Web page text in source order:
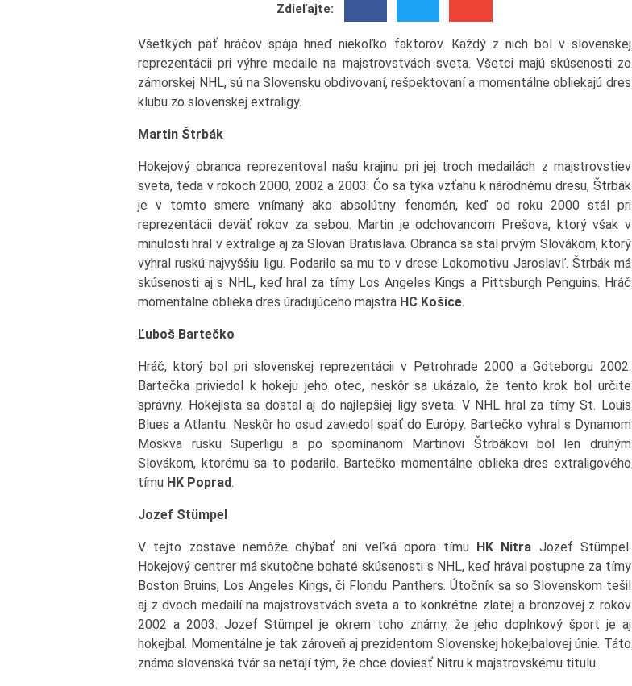
Zdieľajte:
Všetkých päť hráčov spája hneď niekoľko faktorov. Každý z nich bol v slovenskej
reprezentácii pri výhre medaile na majstrovstvách sveta. Všetci majú skúsenosti zo
zámorskej NHL, sú na Slovensku obdivovaní, rešpektovaní a momentálne obliekajú dres
klubu zo slovenskej extraligy.
Martin Štrbák
Hokejový obranca reprezentoval našu krajinu pri jej troch medailách z majstrovstiev
sveta, teda v rokoch 2000, 2002 a 2003. Čo sa týka vzťahu k národnému dresu, Štrbák
je v tomto smere vnímaný ako absolútny fenomén, keď od roku 2000 stál pri
reprezentácii deväť rokov za sebou. Martin je odchovancom Prešova, ktorý však v
minulosti hral v extralige aj za Slovan Bratislava. Obranca sa stal prvým Slovákom, ktorý
vyhral ruskú najvyššiu ligu. Podarilo sa mu to v drese Lokomotivu Jaroslavľ. Štrbák má
skúsenosti aj s NHL, keď hral za tímy Los Angeles Kings a Pittsburgh Penguins. Hráč
momentálne oblieka dres úradujúceho majstra HC Košice.
Ľuboš Bartečko
Hráč, ktorý bol pri slovenskej reprezentácii v Petrohrade 2000 a Göteborgu 2002.
Bartečka priviedol k hokeju jeho otec, neskôr sa ukázalo, že tento krok bol určite
správny. Hokejista sa dostal aj do najlepšiej ligy sveta. V NHL hral za tímy St. Louis
Blues a Atlantu. Neskôr ho osud zaviedol späť do Európy. Bartečko vyhral s Dynamom
Moskva rusku Superligu a po spomínanom Martinovi Štrbákovi bol len druhým
Slovákom, ktorému sa to podarilo. Bartečko momentálne oblieka dres extraligového
tímu HK Poprad.
Jozef Stümpel
V tejto zostave nemôže chýbať ani veľká opora tímu HK Nitra Jozef Stümpel.
Hokejový centrer má skutočne bohaté skúsenosti s NHL, keď hrával postupne za tímy
Boston Bruins, Los Angeles Kings, či Floridu Panthers. Útočník sa so Slovenskom tešil
aj z dvoch medailí na majstrovstvách sveta a to konkrétne zlatej a bronzovej z rokov
2002 a 2003. Jozef Stümpel je okrem toho známy, že jeho doplnkový šport je aj
hokejbal. Momentálne je tak zároveň aj prezidentom Slovenskej hokejbalovej únie. Táto
známa slovenská tvár sa netají tým, že chce doviesť Nitru k majstrovskému titulu.